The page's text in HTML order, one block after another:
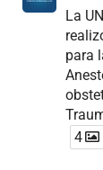
La
para
4